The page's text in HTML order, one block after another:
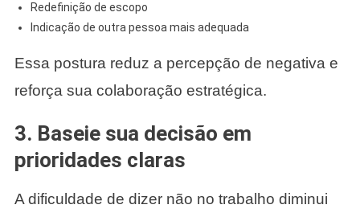
Redefinição de escopo
Indicação de outra pessoa mais adequada
Essa postura reduz a percepção de negativa e
reforça sua colaboração estratégica.
3. Baseie sua decisão em
prioridades claras
A dificuldade de dizer não no trabalho diminui